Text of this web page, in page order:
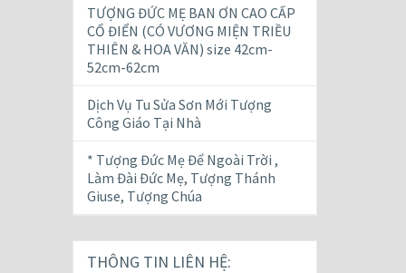
TƯỢNG ĐỨC MẸ BAN ƠN CAO CẤP
CỔ ĐIỂN (CÓ VƯƠNG MIỆN TRIỀU
THIÊN & HOA VĂN) size 42cm-
52cm-62cm
Dịch Vụ Tu Sửa Sơn Mới Tượng
Công Giáo Tại Nhà
* Tượng Đức Mẹ Để Ngoài Trời ,
Làm Đài Đức Mẹ, Tượng Thánh
Giuse, Tượng Chúa
THÔNG TIN LIÊN HỆ: